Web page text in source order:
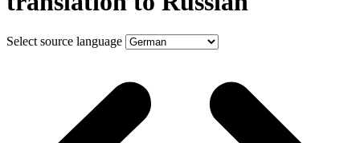
Select source language